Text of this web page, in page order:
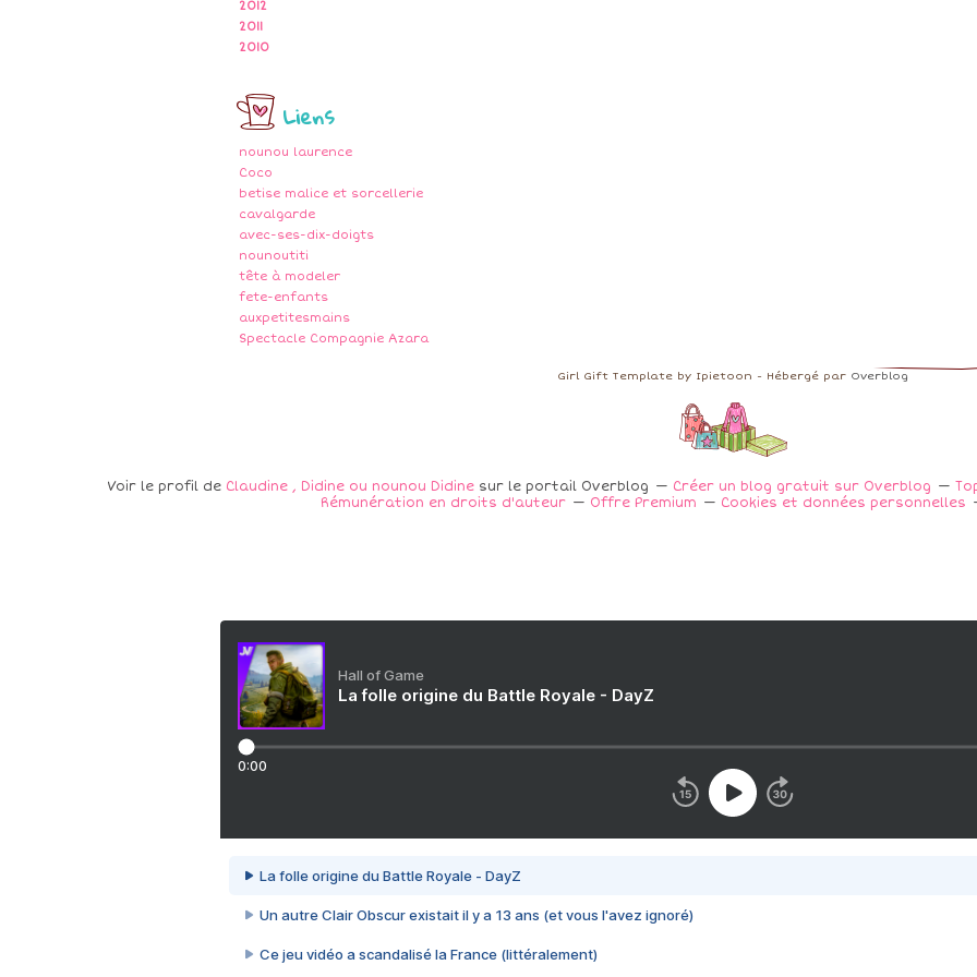
2012
2011
2010
Liens
nounou laurence
Coco
betise malice et sorcellerie
cavalgarde
avec-ses-dix-doigts
nounoutiti
tête à modeler
fete-enfants
auxpetitesmains
Spectacle Compagnie Azara
Girl Gift Template by Ipietoon - Hébergé par Overblog
Voir le profil de Claudine , Didine ou nounou Didine sur le portail Overblog Créer un blog gratuit sur Overblog
Rémunération en droits d'auteur
Offre Premium Cookies et données personnelles
Hall of Game
La folle origine du Battle Royale - DayZ
0:00
La folle origine du Battle Royale - DayZ
Un autre Clair Obscur existait il y a 13 ans (et vous l'avez ignoré)
Ce jeu vidéo a scandalisé la France (littéralement)